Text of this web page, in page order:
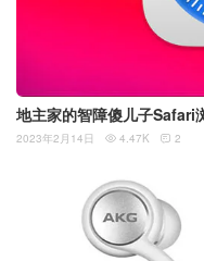
地主家的智障傻儿子Safari
2023年2月14日  4.47K  2